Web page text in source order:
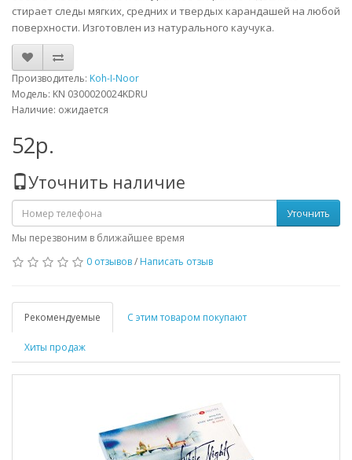
стирает следы мягких, средних и твердых карандашей на любой
поверхности. Изготовлен из натурального каучука.
Производитель: Koh-I-Noor
Модель: KN 0300020024KDRU
Наличие: ожидается
52р.
Уточнить наличие
Уточнить
Мы перезвоним в ближайшее время
0 отзывов/ Написать отзыв
Рекомендуемые С этим товаром покупают
Хиты продаж